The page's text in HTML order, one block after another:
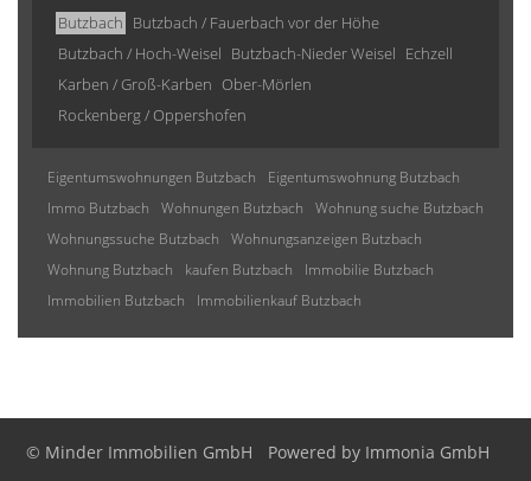
Butzbach Butzbach / Fauerbach vor der Höhe
Butzbach / Hoch-Weisel Butzbach-Nieder Weisel Echzell
Karben / Groß-Karben Ober-Mörlen
Rockenberg / Oppershofen
Eigentumswohnungen Butzbach
Eigentumswohnung Butzbach
Immo Butzbach
Wohnungen Butzbach
Wohnung suche Butzbach
Wohnungssuche Butzbach
Wohnungsanzeigen Butzbach
Wohnung Butzbach
kaufen Butzbach
Immobilie Butzbach
Immobilien Butzbach
Immobilienkauf Butzbach
© Minder Immobilien GmbH Powered by Immonia GmbH